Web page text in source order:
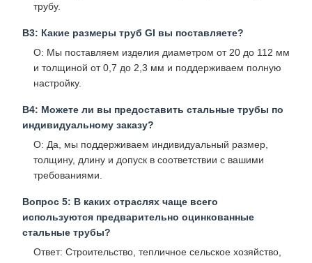
трубу.
В3: Какие размеры труб GI вы поставляете?
О: Мы поставляем изделия диаметром от 20 до 112 мм
и толщиной от 0,7 до 2,3 мм и поддерживаем полную
настройку.
В4: Можете ли вы предоставить стальные трубы по
индивидуальному заказу?
О: Да, мы поддерживаем индивидуальный размер,
толщину, длину и допуск в соответствии с вашими
требованиями.
Вопрос 5: В каких отраслях чаще всего
используются предварительно оцинкованные
стальные трубы?
Ответ: Строительство, тепличное сельское хозяйство,